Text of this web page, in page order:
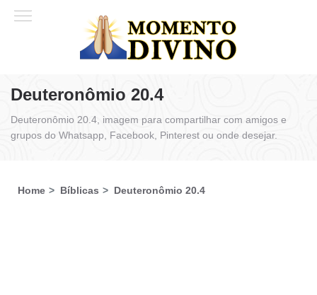
Deuteronômio 20.4
Deuteronômio 20.4, imagem para compartilhar com amigos e
grupos do Whatsapp, Facebook, Pinterest ou onde desejar.
Home Bíblicas Deuteronômio 20.4